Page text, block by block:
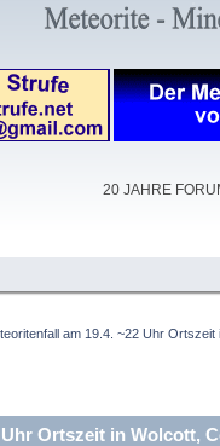
20 JAHRE
am 19.4. ~22 Uhr
Ortszeit in Wolcott,